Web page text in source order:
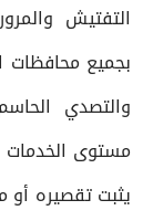
التفتيش
بجميع محافظات
والتصدي
مستوى
يثبت تقصيره أو